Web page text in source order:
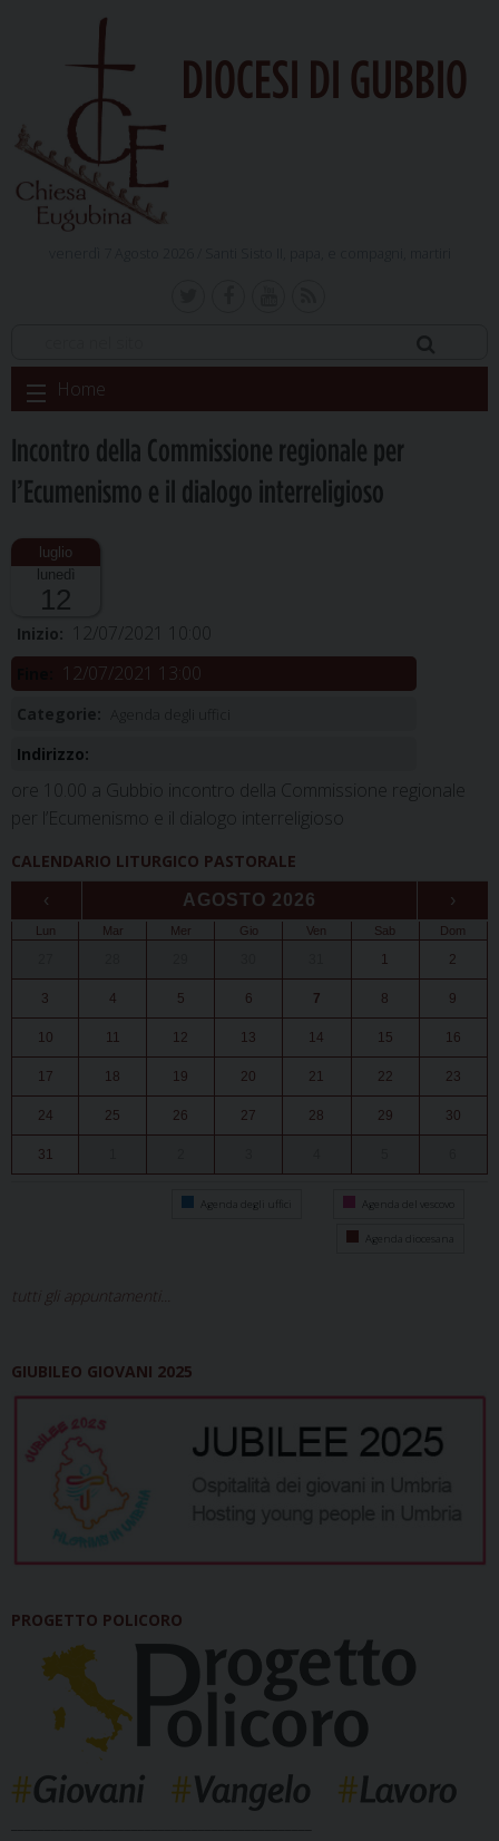
DIOCESI DI GUBBIO
Skip
to
Home
Incontro della Commissione regionale per
l’Ecumenismo e il dialogo interreligioso
lunedì
12
Inizio: 12/07/2021 10:00
12/07/2021 13:00
Categorie:
Indirizzo:
ore 10.00 a Gubbio incontro della Commissione regionale
per l’Ecumenismo e il dialogo interreligioso
CALENDARIO LITURGICO PASTORALE
‹ AGOSTO 2026 ›
Lun Mar Mer Gio Ven Sab Dom
1 2
3 4 5 6 7 8 9
10 11 12 13 14 15 16
17 18 19 20 21 22 23
24 25 26 27 28 29 30
31
Agenda degli uffici Agenda del vescovo
Agenda diocesana
tutti gli appuntamenti...
GIUBILEO GIOVANI 2025
PROGETTO POLICORO